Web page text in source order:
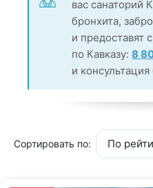
вас санаторий
бронхита,
и предоставят
по Кавказу: 8
и
Сортировать по: По